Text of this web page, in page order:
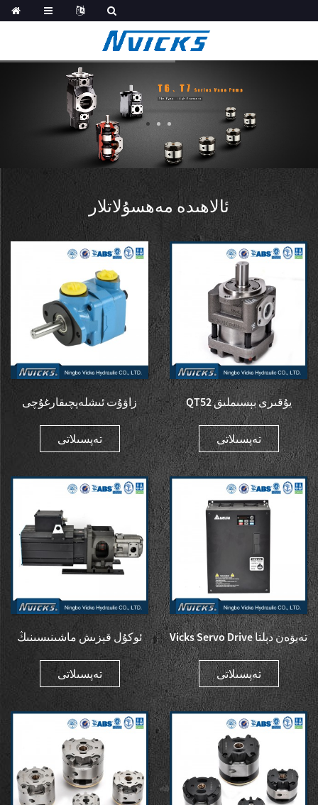
ئالاھىدە مەھسۇلاتلار
زاۋۇت ئىشلەپچىقارغۇچى
...
تەپسىلاتى
QT52 يۇقىرى بېسىملىق
Sumitomo ئىچكى خوت
پومپىسى ...
تەپسىلاتى
ئوكۇل قېزىش ماشىنىسىنىڭ
Vicks Servo سىستېمىسى ...
تەپسىلاتى
Vicks Servo Drive تەيۋەن دېلتا
قوزغاتقۇچ ئوكۇلى ...
تەپسىلاتى